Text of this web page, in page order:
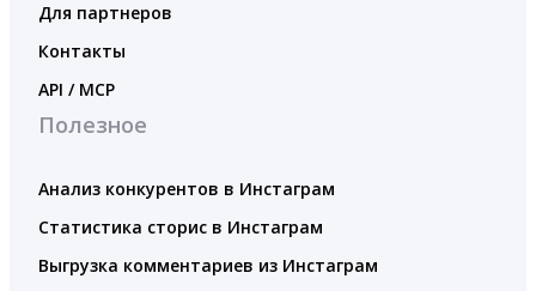
Для партнеров
Контакты
API / MCP
Полезное
Анализ конкурентов в Инстаграм
Статистика сторис в Инстаграм
Выгрузка комментариев из Инстаграм